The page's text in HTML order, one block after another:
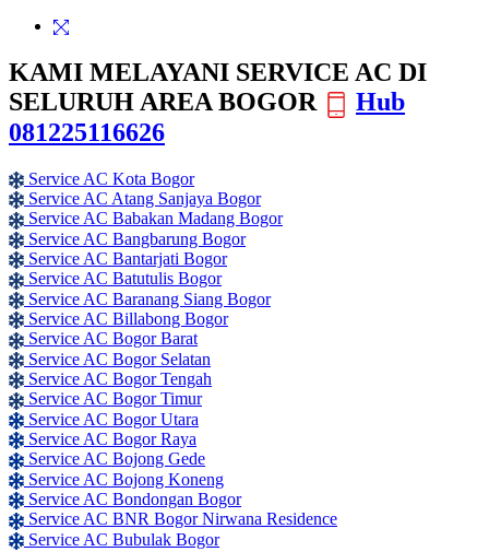
KAMI MELAYANI SERVICE AC DI
SELURUH AREA BOGOR
Hub
081225116626
Service AC Kota Bogor
Service AC Atang Sanjaya Bogor
Service AC Babakan Madang Bogor
Service AC Bangbarung Bogor
Service AC Bantarjati Bogor
Service AC Batutulis Bogor
Service AC Baranang Siang Bogor
Service AC Billabong Bogor
Service AC Bogor Barat
Service AC Bogor Selatan
Service AC Bogor Tengah
Service AC Bogor Timur
Service AC Bogor Utara
Service AC Bogor Raya
Service AC Bojong Gede
Service AC Bojong Koneng
Service AC Bondongan Bogor
Service AC BNR Bogor Nirwana Residence
Service AC Bubulak Bogor